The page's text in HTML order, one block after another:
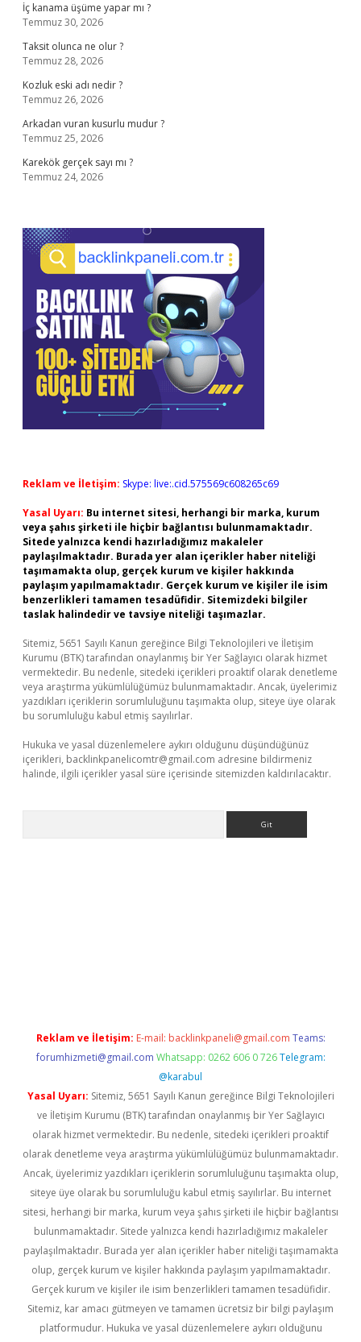
İç kanama üşüme yapar mı ?
Temmuz 30, 2026
Taksit olunca ne olur ?
Temmuz 28, 2026
Kozluk eski adı nedir ?
Temmuz 26, 2026
Arkadan vuran kusurlu mudur ?
Temmuz 25, 2026
Karekök gerçek sayı mı ?
Temmuz 24, 2026
Reklam ve İletişim: Skype: live:.cid.575569c608265c69
Yasal Uyarı: Bu internet sitesi, herhangi bir marka, kurum
veya şahıs şirketi ile hiçbir bağlantısı bulunmamaktadır.
Sitede yalnızca kendi hazırladığımız makaleler
paylaşılmaktadır. Burada yer alan içerikler haber niteliği
taşımamakta olup, gerçek kurum ve kişiler hakkında
paylaşım yapılmamaktadır. Gerçek kurum ve kişiler ile isim
benzerlikleri tamamen tesadüfidir. Sitemizdeki bilgiler
taslak halindedir ve tavsiye niteliği taşımazlar.
Sitemiz, 5651 Sayılı Kanun gereğince Bilgi Teknolojileri ve İletişim
Kurumu (BTK) tarafından onaylanmış bir Yer Sağlayıcı olarak hizmet
vermektedir. Bu nedenle, sitedeki içerikleri proaktif olarak denetleme
veya araştırma yükümlülüğümüz bulunmamaktadır. Ancak, üyelerimiz
yazdıkları içeriklerin sorumluluğunu taşımakta olup, siteye üye olarak
bu sorumluluğu kabul etmiş sayılırlar.
Hukuka ve yasal düzenlemelere aykırı olduğunu düşündüğünüz
içerikleri, backlinkpanelicomtr@gmail.com adresine bildirmeniz
halinde, ilgili içerikler yasal süre içerisinde sitemizden kaldırılacaktır.
Reklam ve İletişim: E-mail: backlinkpaneli@gmail.com Teams:
forumhizmeti@gmail.com Whatsapp: 0262 606 0 726 Telegram:
@karabul
Yasal Uyarı: Sitemiz, 5651 Sayılı Kanun gereğince Bilgi Teknolojileri
ve İletişim Kurumu (BTK) tarafından onaylanmış bir Yer Sağlayıcı
olarak hizmet vermektedir. Bu nedenle, sitedeki içerikleri proaktif
olarak denetleme veya araştırma yükümlülüğümüz bulunmamaktadır.
Ancak, üyelerimiz yazdıkları içeriklerin sorumluluğunu taşımakta olup,
siteye üye olarak bu sorumluluğu kabul etmiş sayılırlar. Bu internet
sitesi, herhangi bir marka, kurum veya şahıs şirketi ile hiçbir bağlantısı
bulunmamaktadır. Sitede yalnızca kendi hazırladığımız makaleler
paylaşılmaktadır. Burada yer alan içerikler haber niteliği taşımamakta
olup, gerçek kurum ve kişiler hakkında paylaşım yapılmamaktadır.
Gerçek kurum ve kişiler ile isim benzerlikleri tamamen tesadüfidir.
Sitemiz, kar amacı gütmeyen ve tamamen ücretsiz bir bilgi paylaşım
platformudur. Hukuka ve yasal düzenlemelere aykırı olduğunu